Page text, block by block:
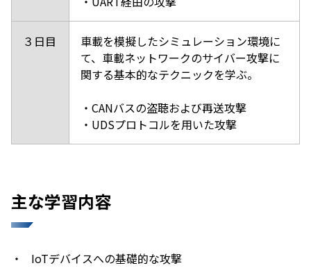
３日目
車載を模擬したシミュレーション環境に
て、車載ネットワークのサイバー攻撃に
関する基本的なテクニックを学ぶ。
・CANバスの盗聴および再送攻撃
・UDSプロトコルを用いた攻撃
主な学習内容
・
IoTデバイスへの基礎的な攻撃